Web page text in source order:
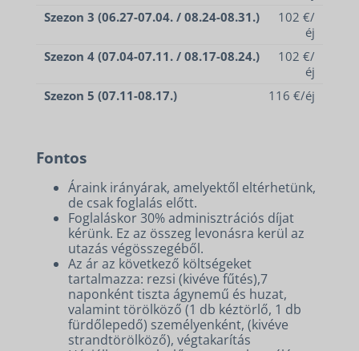
Szezon 3 (06.27-07.04. / 08.24-08.31.)
102 €/
éj
Szezon 4 (07.04-07.11. / 08.17-08.24.)
102 €/
éj
Szezon 5 (07.11-08.17.)
116 €/éj
Fontos
Áraink irányárak, amelyektől eltérhetünk,
de csak foglalás előtt.
Foglaláskor 30% adminisztrációs díjat
kérünk. Ez az összeg levonásra kerül az
utazás végösszegéből.
Az ár az következő költségeket
tartalmazza: rezsi (kivéve fűtés),7
naponként tiszta ágynemű és huzat,
valamint törölköző (1 db kéztörlő, 1 db
fürdőlepedő) személyenként, (kivéve
strandtörölköző), végtakarítás